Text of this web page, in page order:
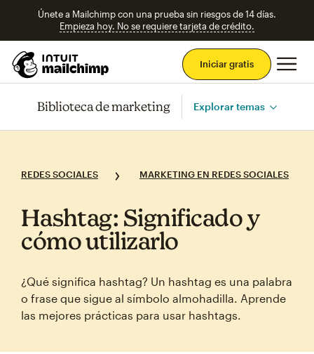
Únete a Mailchimp con una prueba sin riesgos de 14 días.
Empieza hoy. No se requiere tarjeta de crédito.
Iniciar gratis
Biblioteca de marketing Explorar temas
REDES SOCIALES MARKETING EN REDES SOCIALES
Hashtag: Significado y
cómo utilizarlo
¿Qué significa hashtag? Un hashtag es una palabra
o frase que sigue al símbolo almohadilla. Aprende
las mejores prácticas para usar hashtags.